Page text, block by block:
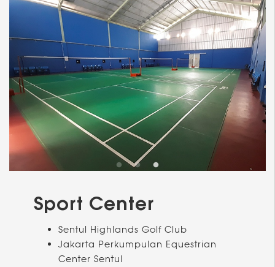
Sport Center
Sentul Highlands Golf Club
Jakarta Perkumpulan Equestrian
Center Sentul